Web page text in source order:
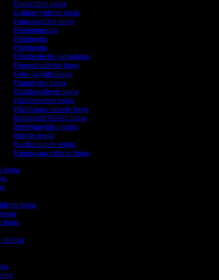
Eluloofilmi looja
Esitluse videote looja
Fantaasiafilmi looja
Filmitoimetaja
Filmitootja
Filmitootja
Filmitreilerite videolooja
Fitnessi videote looja
Foto- ja videolooja
Fännivideo looja
Haridusvideote looja
Hääldusvideo looja
Häälnäoga videote looja
Instagrami Reels'i looja
Intervjuuvideo tegija
Introde tegija
Karikatuuride tegija
Kinnisvara videote looja
looja
looja
looja
tööriist